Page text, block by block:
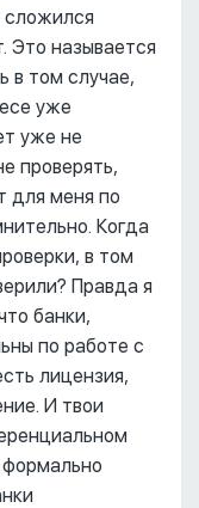
Это называется
в том случае,
уже
уже не
проверять,
для меня по
Когда
в том
Правда я
банки,
по работе с
лицензия,
И твои